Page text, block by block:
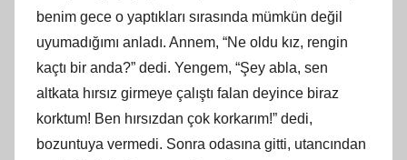
benim gece o yaptıkları sırasında mümkün değil
uyumadığımı anladı. Annem, “Ne oldu kız, rengin
kaçtı bir anda?” dedi. Yengem, “Şey abla, sen
altkata hırsız girmeye çalıştı falan deyince biraz
korktum! Ben hırsızdan çok korkarım!” dedi,
bozuntuya vermedi. Sonra odasına gitti, utancından